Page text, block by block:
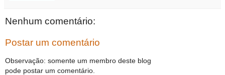
Nenhum comentário:
Postar um comentário
Observação: somente um membro deste blog
pode postar um comentário.